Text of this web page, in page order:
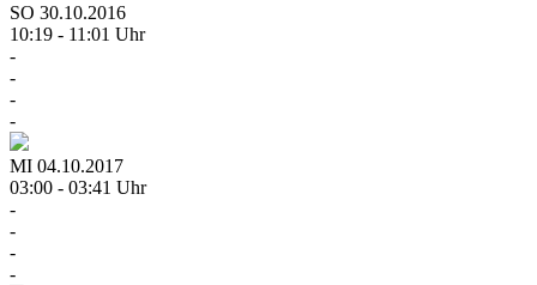
SO 30.10.2016
10:19 - 11:01 Uhr
-
-
-
-
MI 04.10.2017
03:00 - 03:41 Uhr
-
-
-
-